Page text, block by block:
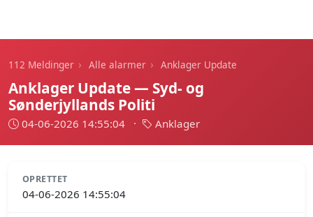
112 Meldinger › Alle alarmer › Anklager Update
Anklager Update — Syd- og
Sønderjyllands Politi
04-06-2026 14:55:04 · Anklager
OPRETTET
04-06-2026 14:55:04